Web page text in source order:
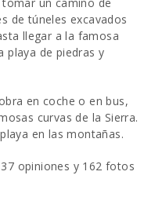
de túneles excavados
llegar a la famosa
playa de piedras y
en coche o en bus,
curvas de la Sierra.
en las montañas.